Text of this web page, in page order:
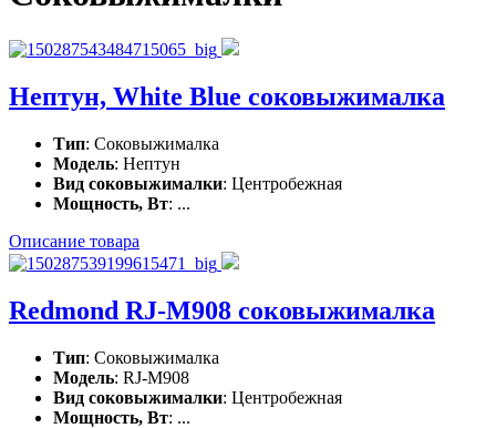
Нептун, White Blue соковыжималка
Тип: Соковыжималка
Модель: Нептун
Вид соковыжималки: Центробежная
Мощность, Вт: ...
Описание товара
Redmond RJ-M908 соковыжималка
Тип: Соковыжималка
Модель: RJ-M908
Вид соковыжималки: Центробежная
Мощность, Вт: ...